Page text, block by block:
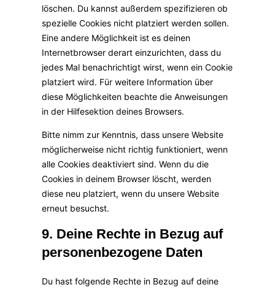
löschen. Du kannst außerdem spezifizieren ob
spezielle Cookies nicht platziert werden sollen.
Eine andere Möglichkeit ist es deinen
Internetbrowser derart einzurichten, dass du
jedes Mal benachrichtigt wirst, wenn ein Cookie
platziert wird. Für weitere Information über
diese Möglichkeiten beachte die Anweisungen
in der Hilfesektion deines Browsers.
Bitte nimm zur Kenntnis, dass unsere Website
möglicherweise nicht richtig funktioniert, wenn
alle Cookies deaktiviert sind. Wenn du die
Cookies in deinem Browser löscht, werden
diese neu platziert, wenn du unsere Website
erneut besuchst.
9. Deine Rechte in Bezug auf
personenbezogene Daten
Du hast folgende Rechte in Bezug auf deine